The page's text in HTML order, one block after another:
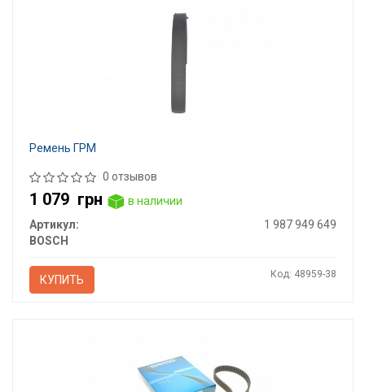
Ремень ГРМ
0 отзывов
1 079 грн
в наличии
Артикул:
1 987 949 649
BOSCH
КУПИТЬ Код: 48959-38